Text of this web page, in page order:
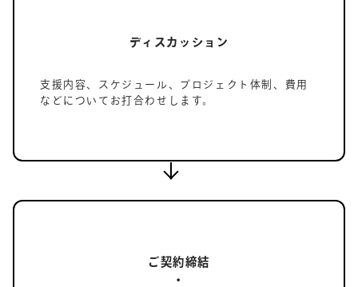
ディスカッション
支援内容、スケジュール、プロジェクト体制、費用
などについてお打合わせします。
ご契約締結
・